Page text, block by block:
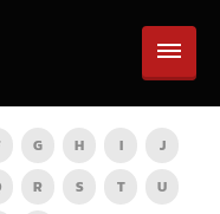
G H I
J
R S T
U